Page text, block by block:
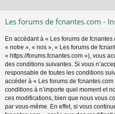
ci
s
s
Les forums de fcnantes.com -
En accédant à « Les forums de
« notre », « nos », « Les forums de
« https://forums.fcnantes.com »), vous
des conditions suivantes. Si vous
responsable de toutes les conditions
accéder à « Les forums de
conditions à n’importe quel moment et
ces modifications, bien que nous vous
par vous-même. En effet, si vous